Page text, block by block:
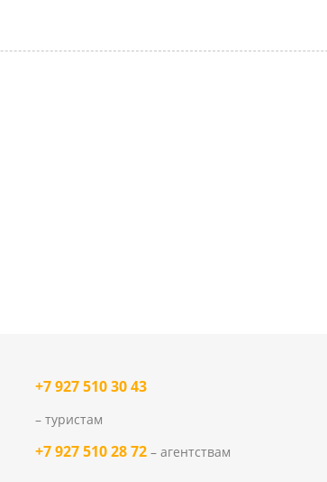
+7 927 510 30 43
– туристам
+7 927 510 28 72 – агентствам